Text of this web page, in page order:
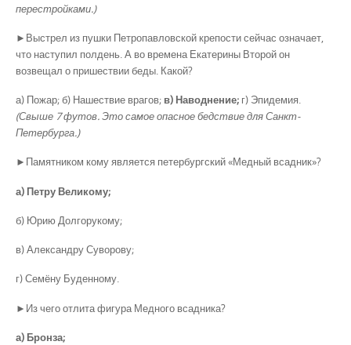
перестройками.)
►Выстрел из пушки Петропавловской крепости сейчас означает,
что наступил полдень. А во времена Екатерины Второй он
возвещал о пришествии беды. Какой?
а) Пожар; б) Нашествие врагов; в) Наводнение; г) Эпидемия.
(Свыше 7 футов. Это самое опасное бедствие для Санкт-
Петербурга.)
►Памятником кому является петербургский «Медный всадник»?
а) Петру Великому;
б) Юрию Долгорукому;
в) Александру Суворову;
г) Семёну Буденному.
►Из чего отлита фигура Медного всадника?
а) Бронза;